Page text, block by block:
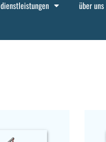
dienstleistungen über uns